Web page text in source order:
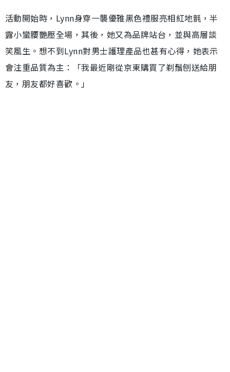
活動開始時，Lynn身穿一襲優雅黑色禮服亮相紅地氈，半
露小蠻腰艷壓全場，其後，她又為品牌站台，並與高層談
笑風生。想不到Lynn對男士護理產品也甚有心得，她表示
會注重品質為主：「我最近剛從京東購買了剃鬚刨送給朋
友，朋友都好喜歡。」